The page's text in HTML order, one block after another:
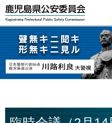
鹿児島県公安委員会
聲無キニ聴キ 形無キニ見ル 日本
大警視